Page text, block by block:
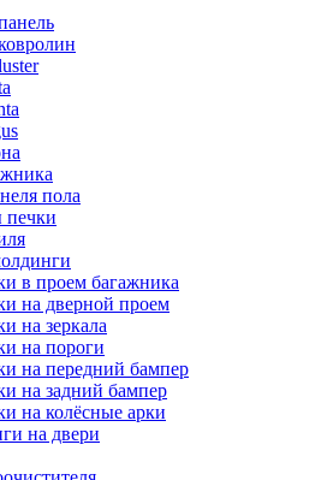
пола
печки
в проем багажника
на дверной проем
на зеркала
на пороги
на передний бампер
на задний бампер
на колёсные арки
на двери